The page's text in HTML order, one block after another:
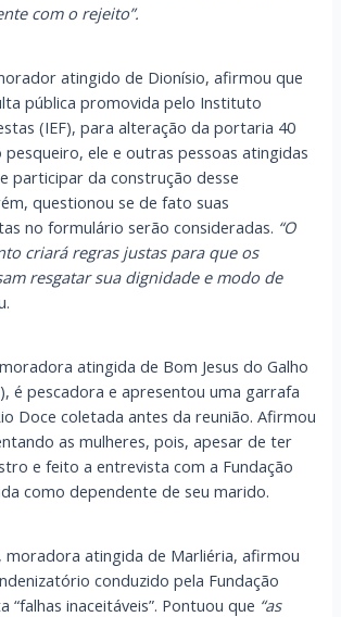
com o rejeito”.
atingido de Dionísio, afirmou que
pública promovida pelo Instituto
(IEF), para alteração da portaria 40
ele e outras pessoas atingidas
participar da construção desse
questionou se de fato suas
no formulário serão consideradas. “O
criará regras justas para que os
resgatar sua dignidade e modo de
atingida de Bom Jesus do Galho
é pescadora e apresentou uma garrafa
Doce coletada antes da reunião. Afirmou
as mulheres, pois, apesar de ter
e feito a entrevista com a Fundação
como dependente de seu marido.
moradora atingida de Marliéria, afirmou
conduzido pela Fundação
“falhas inaceitáveis”. Pontuou que “as